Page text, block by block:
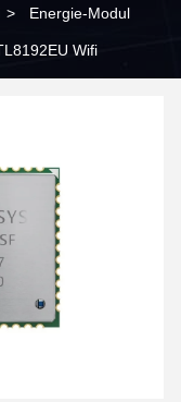
> Energie-Modul
Wifi